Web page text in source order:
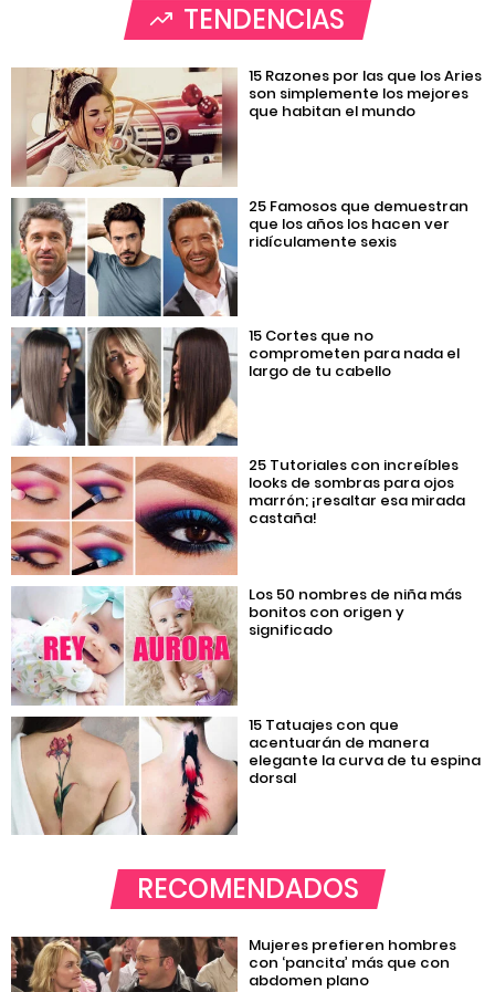
TENDENCIAS
15 Razones por las que los Aries
son simplemente los mejores
que habitan el mundo
25 Famosos que demuestran
que los años los hacen ver
ridículamente sexis
15 Cortes que no
comprometen para nada el
largo de tu cabello
25 Tutoriales con increíbles
looks de sombras para ojos
marrón; ¡resaltar esa mirada
castaña!
Los 50 nombres de niña más
bonitos con origen y
significado
15 Tatuajes con que
acentuarán de manera
elegante la curva de tu espina
dorsal
RECOMENDADOS
Mujeres prefieren hombres
con ‘pancita’ más que con
abdomen plano